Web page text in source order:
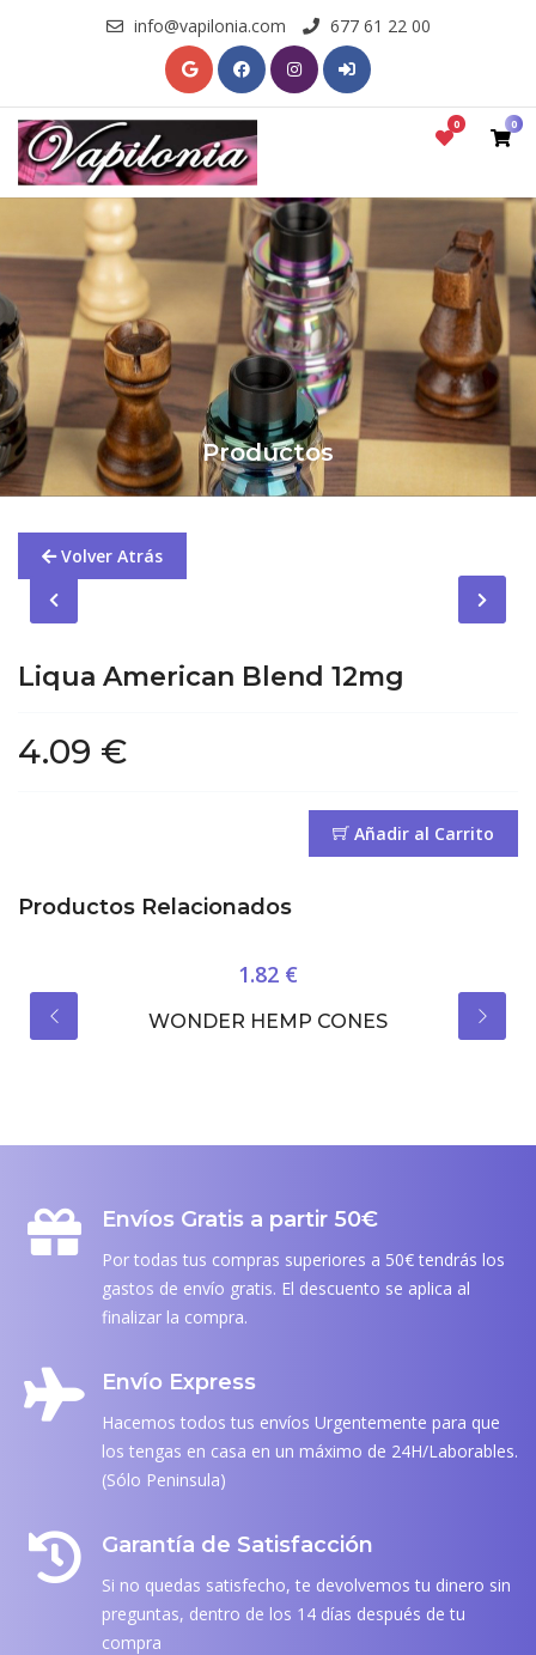
info@vapilonia.com 677 61 22 00
0
0
Productos
Volver Atrás
Liqua American Blend 12mg
4.09 €
Añadir al Carrito
Productos Relacionados
1.82 €
WONDER HEMP CONES
Envíos Gratis a partir 50€
Por todas tus compras superiores a 50€ tendrás los
gastos de envío gratis. El descuento se aplica al
finalizar la compra.
Envío Express
Hacemos todos tus envíos Urgentemente para que
los tengas en casa en un máximo de 24H/Laborables.
(Sólo Peninsula)
Garantía de Satisfacción
Si no quedas satisfecho, te devolvemos tu dinero sin
preguntas, dentro de los 14 días después de tu
compra